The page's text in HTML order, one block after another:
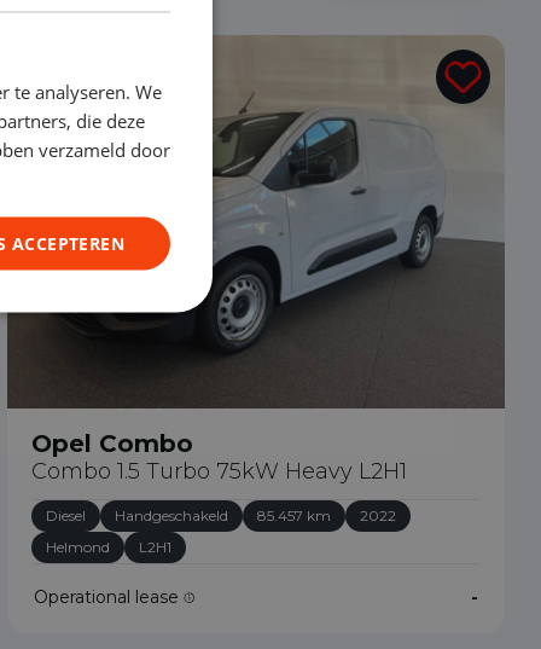
Opel Combo
Combo 1.5 Turbo 75kW Heavy L2H1
Diesel Handgeschakeld 85.457 km
2022
Helmond
L2H1
Operational lease -
te analyseren. We
die deze
verzameld door
ACCEPTEREN